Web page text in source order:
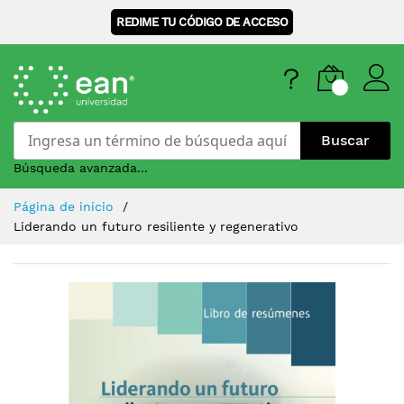
REDIME TU CÓDIGO DE ACCESO
Buscar
Búsqueda avanzada...
Skip
Content
Página de inicio
Liderando un futuro resiliente y regenerativo